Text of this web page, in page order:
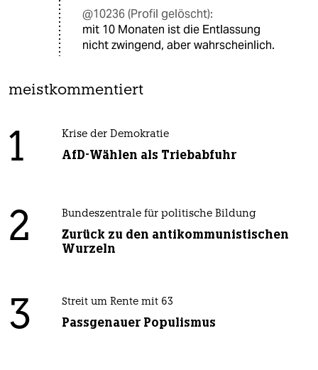
@10236 (Profil gelöscht):
mit 10 Monaten ist die Entlassung
nicht zwingend, aber wahrscheinlich.
meistkommentiert
1 Krise der Demokratie
AfD-Wählen als Triebabfuhr
2 Bundeszentrale für politische Bildung
Zurück zu den antikommunistischen
Wurzeln
3 Streit um Rente mit 63
Passgenauer Populismus